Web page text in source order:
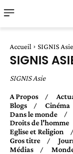
Accueil SIGNIS Asie
SIGNIS
SIGNIS Asie
A Propos
Blogs
Cinéma
Dans le monde
Droits de l'homme
Eglise et Religion
Gros titre
Médias